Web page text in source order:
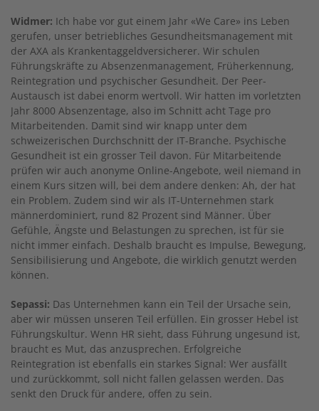
Widmer: Ich habe vor gut einem Jahr «We Care» ins Leben
gerufen, unser betriebliches Gesundheitsmanagement mit
der AXA als Krankentaggeldversicherer. Wir schulen
Führungskräfte zu Absenzenmanagement, Früherkennung,
Reintegration und psychischer Gesundheit. Der Peer-
Austausch ist dabei enorm wertvoll. Wir hatten im vorletzten
Jahr 8000 Absenzentage, also im Schnitt acht Tage pro
Mitarbeitenden. Damit sind wir knapp unter dem
schweizerischen Durchschnitt der IT-Branche. Psychische
Gesundheit ist ein grosser Teil davon. Für Mitarbeitende
prüfen wir auch anonyme Online-Angebote, weil niemand in
einem Kurs sitzen will, bei dem andere denken: Ah, der hat
ein Problem. Zudem sind wir als IT-Unternehmen stark
männerdominiert, rund 82 Prozent sind Männer. Über
Gefühle, Ängste und Belastungen zu sprechen, ist für sie
nicht immer einfach. Deshalb braucht es Impulse, Bewegung,
Sensibilisierung und Angebote, die wirklich genutzt werden
können.
Sepassi: Das Unternehmen kann ein Teil der Ursache sein,
aber wir müssen unseren Teil erfüllen. Ein grosser Hebel ist
Führungskultur. Wenn HR sieht, dass Führung ungesund ist,
braucht es Mut, das anzusprechen. Erfolgreiche
Reintegration ist ebenfalls ein starkes Signal: Wer ausfällt
und zurückkommt, soll nicht fallen gelassen werden. Das
senkt den Druck für andere, offen zu sein.